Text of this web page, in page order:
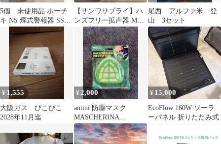
5個 未使用品 ホーチ
キ NS 煙式警報器 SS-
2LRA-10HCC火災報知
【サンワサプライ】ハ
ンズフリー拡声器 MM-
SPAMP2
尾西 アルファ米 登
山 3セット
¥ 1,555
大阪ガス ぴこぴこ
2028年11月迄
¥ 2,000
antini 防塵マスク
MASCHERINA
PROTETTIVA
¥ 15,000
EcoFlow 160W ソーラ
ーパネル 折りたたみ式